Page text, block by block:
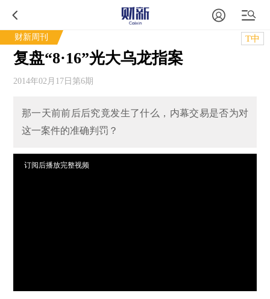
财新周刊 T中
复盘“8·16”光大乌龙指案
2014年02月17日第6期
那一天前前后后究竟发生了什么，内幕交易是否为对
这一案件的准确判罚？
订阅后播放完整视频